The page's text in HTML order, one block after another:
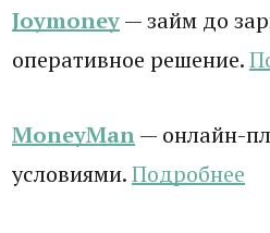
Joymoney— займ до
оперативное решение.
MoneyMan— онлайн-
условиями.Подробнее